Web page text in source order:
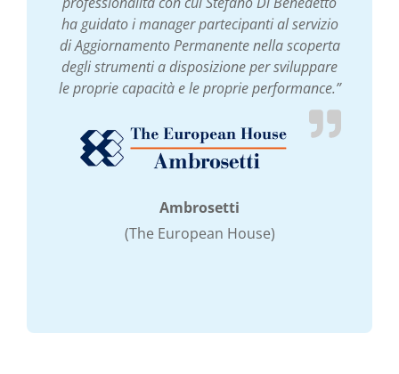
ha guidato i manager partecipanti al servizio
di Aggiornamento Permanente nella scoperta
degli strumenti a disposizione per sviluppare
le proprie capacità e le proprie performance.”
Ambrosetti
(The European House)